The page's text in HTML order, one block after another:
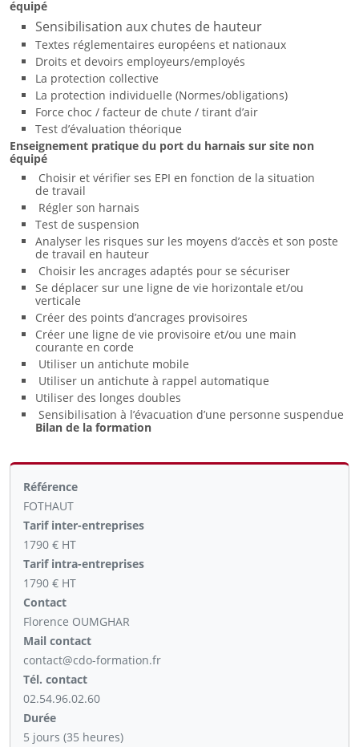
équipé
Sensibilisation aux chutes de hauteur
Textes réglementaires européens et nationaux
Droits et devoirs employeurs/employés
La protection collective
La protection individuelle (Normes/obligations)
Force choc / facteur de chute / tirant d’air
Test d’évaluation théorique
Enseignement pratique du port du harnais sur site non
équipé
Choisir et vérifier ses EPI en fonction de la situation
de travail
Régler son harnais
Test de suspension
Analyser les risques sur les moyens d’accès et son poste
de travail en hauteur
Choisir les ancrages adaptés pour se sécuriser
Se déplacer sur une ligne de vie horizontale et/ou
verticale
Créer des points d’ancrages provisoires
Créer une ligne de vie provisoire et/ou une main
courante en corde
Utiliser un antichute mobile
Utiliser un antichute à rappel automatique
Utiliser des longes doubles
Sensibilisation à l’évacuation d’une personne suspendue
Bilan de la formation
Référence
FOTHAUT
Tarif inter-entreprises
1790 € HT
Tarif intra-entreprises
1790 € HT
Contact
Florence OUMGHAR
Mail contact
contact@cdo-formation.fr
Tél. contact
02.54.96.02.60
Durée
5 jours (35 heures)